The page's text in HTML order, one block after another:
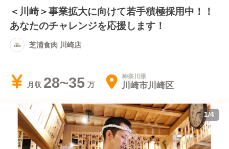
＜川崎＞事業拡大に向けて若手積極採用中！！
あなたのチャレンジを応援します！
芝浦食肉 川崎店
月収 28~35 神奈川県
川崎市川崎区
1/4